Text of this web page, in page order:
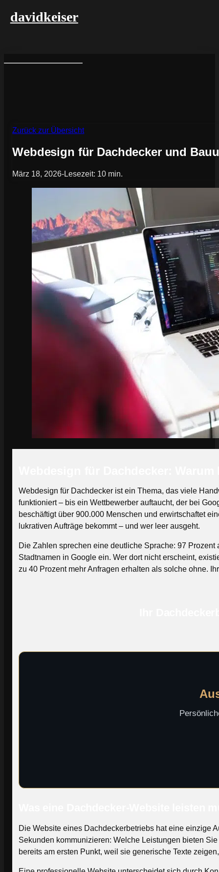
davidkeiser
Zurück zur Übersicht
Webdesign für Dachdecker und
März 18, 2026-Lesezeit: 10 min.
Webdesign für Dachdecker ist ein Thema, das viele
funktioniert – bis ein Wettbewerber auftaucht, der bei
beschäftigt über 900.000 Menschen und erwirtschaftet
lukrativen Aufträge bekommt – und wer leer ausgeht.
Die Zahlen sprechen eine deutliche Sprache: 97
Stadtnamen in Google ein. Wer dort nicht erscheint,
zu 40 Prozent mehr Anfragen erhalten als solche ohne.
Die Website eines Dachdeckerbetriebs hat eine einzige
Sekunden kommunizieren: Welche Leistungen bieten
bereits am ersten Punkt, weil sie generische Texte